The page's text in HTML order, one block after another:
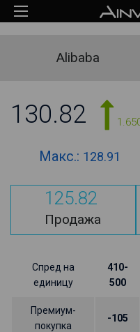
Alibaba
130.82
Макс.: 128.91
125.82
Продажа
Спред на
единицу
410-
500
Премиум-
покупка
-105